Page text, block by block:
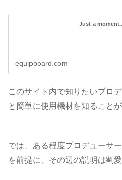
Just a
equipboard.com
このサイト内で知りたいプロ
と簡単に使用機材を知ることが
では、ある程度プロデューサ
を前提に、その辺の説明は割